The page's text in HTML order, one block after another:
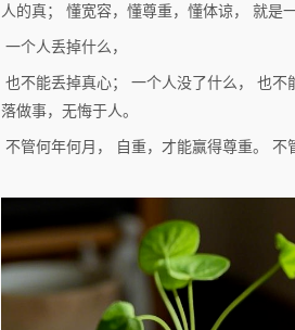
人的真； 懂宽容，懂尊重，懂体谅， 就是
一个人丢掉什么，
也不能丢掉真心； 一个人没了什么， 也
落做事，无悔于人。
不管何年何月， 自重，才能赢得尊重。 不